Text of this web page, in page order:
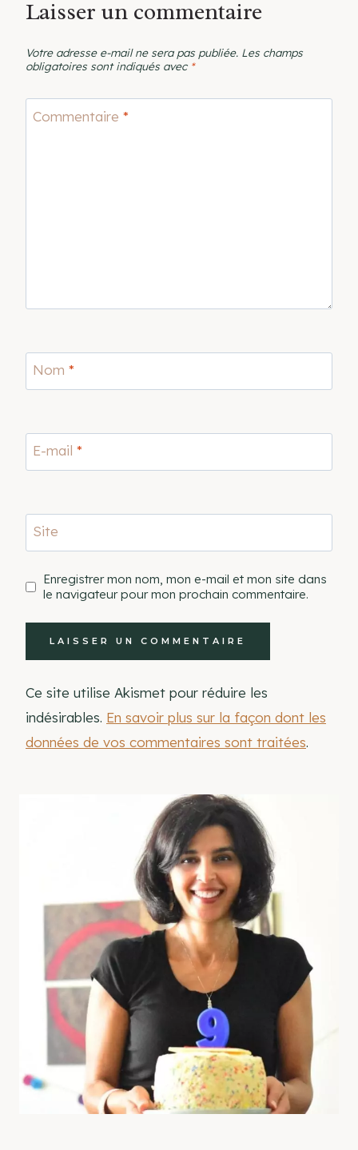
Laisser un commentaire
Votre adresse e-mail ne sera pas publiée. Les champs
obligatoires sont indiqués avec *
Commentaire *
Nom *
E-mail *
Site
Enregistrer mon nom, mon e-mail et mon site dans
le navigateur pour mon prochain commentaire.
Ce site utilise Akismet pour réduire les
indésirables. En savoir plus sur la façon dont les
données de vos commentaires sont traitées.